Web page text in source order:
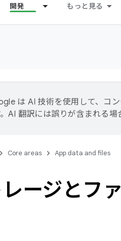
開発 もっと見る
は AI 技術を使用して、コ
AI 翻訳には誤りが含まれる場
Core areas App data and files
ージとフ